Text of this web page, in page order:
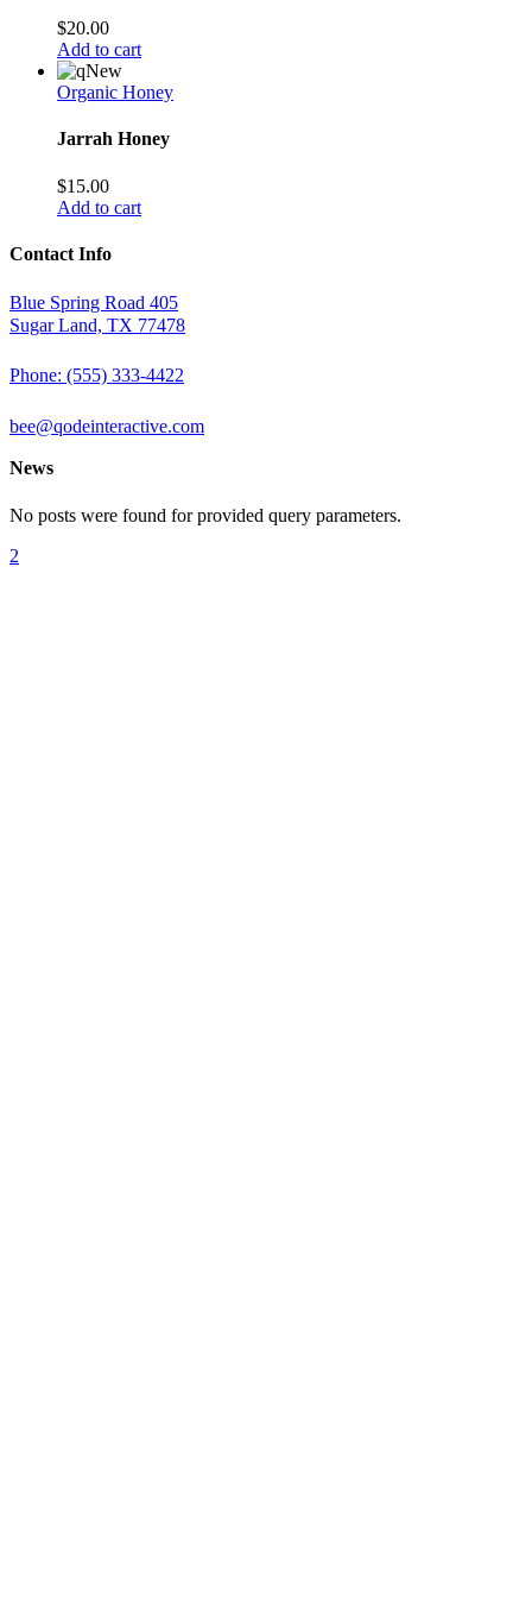
$20.00
Add to cart
New
Organic Honey
Jarrah Honey
$15.00
Add to cart
Contact Info
Blue Spring Road 405
Sugar Land, TX 77478
Phone: (555) 333-4422
bee@qodeinteractive.com
News
No posts were found for provided query parameters.